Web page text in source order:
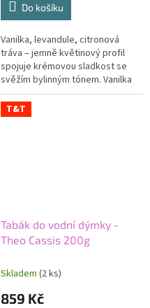
Do košíku
Vanilka, levandule, citronová
tráva – jemně květinový profil
spojuje krémovou sladkost se
svěžím bylinným tónem. Vanilka
chuť zakulacuje. Levandule
přidává aromatickou...
T&T
Tabák do vodní dýmky -
Theo Cassis 200g
Skladem (2 ks)
859 Kč